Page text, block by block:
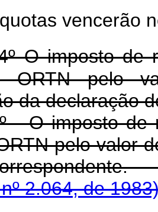
vencerão
O imposto de
ORTN pelo
da declaração
- O imposto de
pelo valor
2.064, de